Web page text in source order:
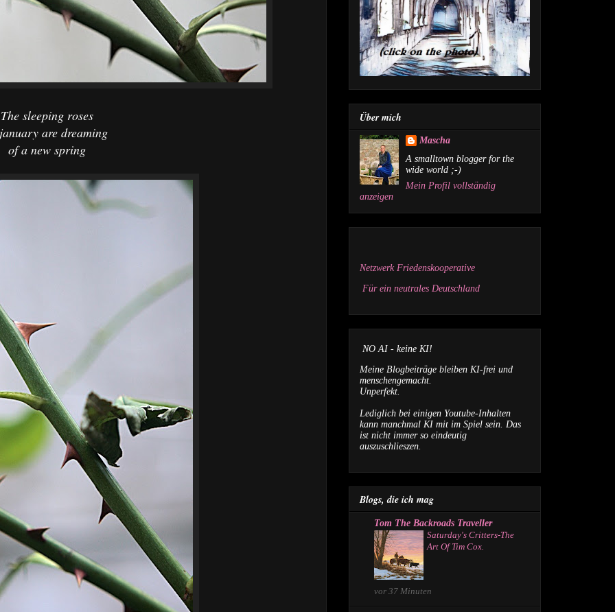
The sleeping roses
are dreaming
of a new spring
Über mich
Mascha
A smalltown blogger for the
wide world ;-)
Mein Profil vollständig
anzeigen
Netzwerk Friedenskooperative
Für ein neutrales Deutschland
NO AI - keine KI!
Meine Blogbeiträge bleiben KI-frei und
menschengemacht.
Unperfekt.
Lediglich bei einigen Youtube-Inhalten
kann manchmal KI mit im Spiel sein. Das
ist nicht immer so eindeutig
auszuschlieszen.
Blogs, die ich mag
Tom The Backroads Traveller
Saturday's Critters-The
Art Of Tim Cox.
vor 37 Minuten